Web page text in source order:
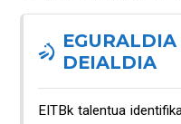
DEIALDIA
EITBk talentua